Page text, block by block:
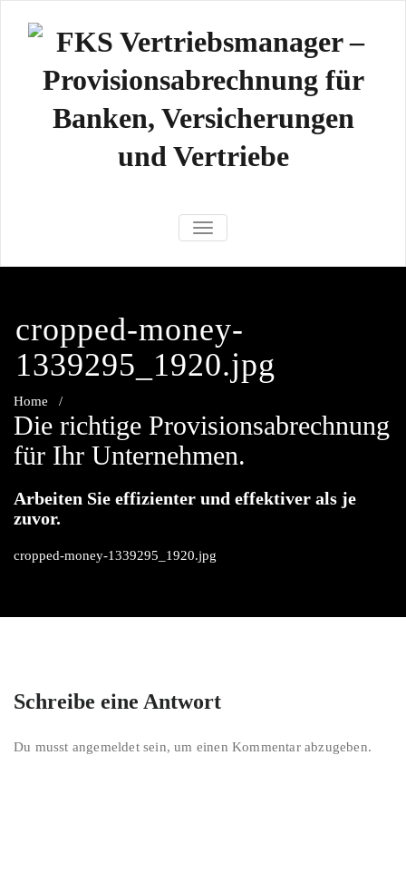
Inhalt
Vertriebe
professionelle modulare Software.
NAVIGATION UMSCHALTEN
cropped-money-
1339295_1920.jpg
Home /
Die richtige Provisionsabrechnung
für Ihr Unternehmen.
Arbeiten Sie effizienter und effektiver als je
zuvor.
cropped-money-1339295_1920.jpg
Schreibe eine Antwort
Du musst angemeldetsein, um einen Kommentar abzugeben.